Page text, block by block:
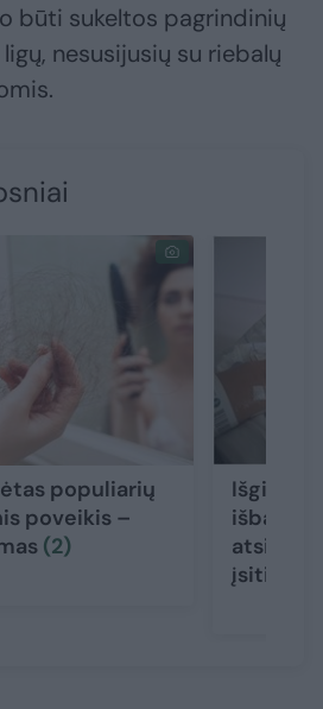
būti sukeltos pagrindinių
nesusijusių su riebalų
populiarių
poveikis –
(2)
Išgirtą
atsidūrė